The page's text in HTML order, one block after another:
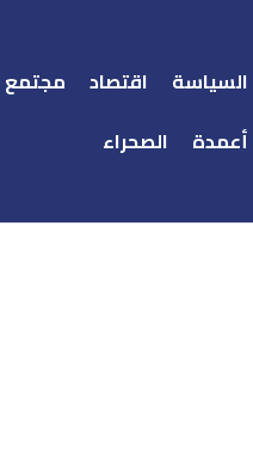
السياسة اقتصاد مجتمع
أعمدة
الصحراء